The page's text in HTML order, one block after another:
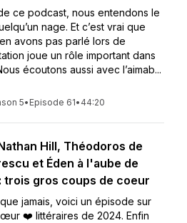
ce podcast, nous entendons le
nage. Et c’est vrai que
avons pas parlé lors de
joue un rôle important dans
écoutons aussi avec l’aimab...
5• Episode 61• 44:20
Hill, Théodoros de
et Éden à l'aube de
trois gros coups de coeur
jamais, voici un épisode sur
❤️ littéraires de 2024. Enfin